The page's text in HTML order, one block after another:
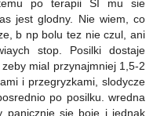
po terapii SI mu sie
jest glodny. Nie wiem, co
b np bolu tez nie czul, ani
stop. Posilki dostaje
mial przynajmniej 1,5-2
i przegryzkami, slodycze
po posilku. wredna
panicznie sie boje i jednak